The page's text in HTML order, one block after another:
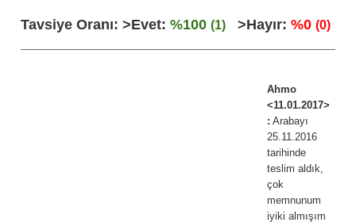
Tavsiye Oranı: >Evet: %100 (1) >Hayır: %0 (0)
Ahmo
<11.01.2017>
: Arabayı
25.11.2016
tarihinde
teslim aldık,
çok
memnunum
iyiki almışım